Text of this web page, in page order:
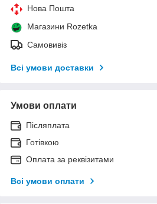
Нова Пошта
Магазини Rozetka
Самовивіз
Всі умови доставки
Умови оплати
Післяплата
Готівкою
Оплата за реквізитами
Всі умови оплати